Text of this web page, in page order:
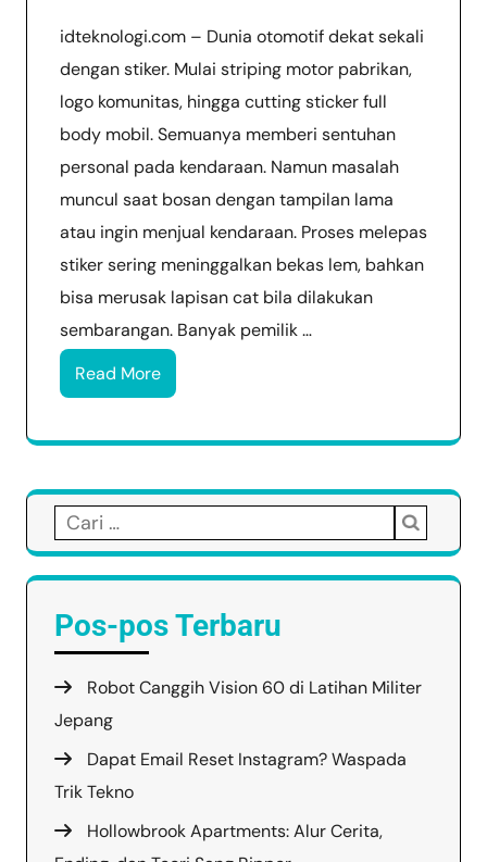
idteknologi.com – Dunia otomotif dekat sekali
dengan stiker. Mulai striping motor pabrikan,
logo komunitas, hingga cutting sticker full
body mobil. Semuanya memberi sentuhan
personal pada kendaraan. Namun masalah
muncul saat bosan dengan tampilan lama
atau ingin menjual kendaraan. Proses melepas
stiker sering meninggalkan bekas lem, bahkan
bisa merusak lapisan cat bila dilakukan
sembarangan. Banyak pemilik …
Read More
Cari
untuk:
Pos-pos Terbaru
Robot Canggih Vision 60 di Latihan Militer
Jepang
Dapat Email Reset Instagram? Waspada
Trik Tekno
Hollowbrook Apartments: Alur Cerita,